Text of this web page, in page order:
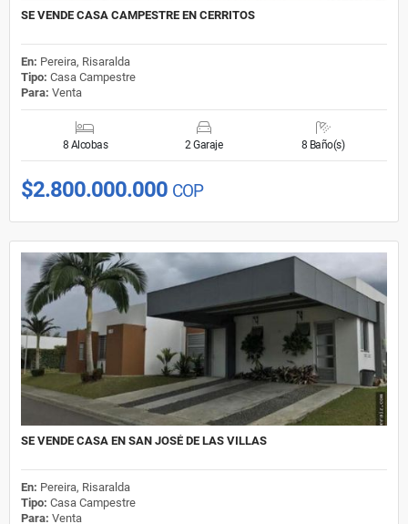
SE VENDE CASA CAMPESTRE EN CERRITOS
En: Pereira, Risaralda
Tipo: Casa Campestre
Para: Venta
8 Alcobas 2 Garaje 8 Baño(s)
$2.800.000.000 COP
SE VENDE CASA EN SAN JOSÉ DE LAS VILLAS
En: Pereira, Risaralda
Tipo: Casa Campestre
Para: Venta